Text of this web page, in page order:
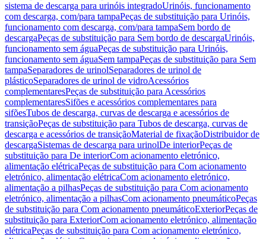
sistema de descarga para urinóis integradoUrinóis, funcionamento
com descarga, com/para tampaPeças de substituição para Urinóis,
funcionamento com descarga, com/para tampaSem bordo de
descargaPeças de substituição para Sem bordo de descargaUrinóis,
funcionamento sem águaPeças de substituição para Urinóis,
funcionamento sem águaSem tampaPeças de substituição para Sem
tampaSeparadores de urinolSeparadores de urinol de
plásticoSeparadores de urinol de vidroAcessórios
complementaresPeças de substituição para Acessórios
complementaresSifões e acessórios complementares para
sifõesTubos de descarga, curvas de descarga e acessórios de
transiçãoPeças de substituição para Tubos de descarga, curvas de
descarga e acessórios de transiçãoMaterial de fixaçãoDistribuidor de
descargaSistemas de descarga para urinolDe interiorPeças de
substituição para De interiorCom acionamento eletrónico,
alimentação elétricaPeças de substituição para Com acionamento
eletrónico, alimentação elétricaCom acionamento eletrónico,
alimentação a pilhasPeças de substituição para Com acionamento
eletrónico, alimentação a pilhasCom acionamento pneumáticoPeças
de substituição para Com acionamento pneumáticoExteriorPeças de
substituição para ExteriorCom acionamento eletrónico, alimentação
elétricaPeças de substituição para Com acionamento eletrónico,